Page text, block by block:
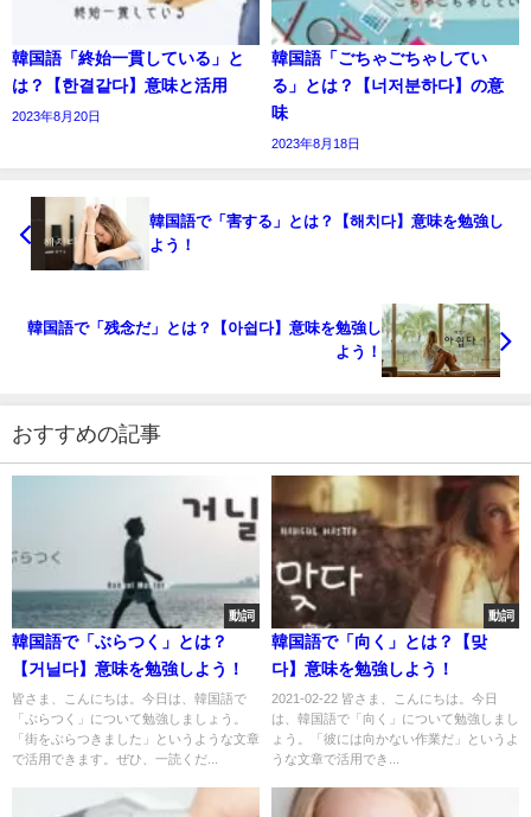
韓国語「終始一貫している」と
は？【한결같다】意味と活用
2023年8月20日
韓国語「ごちゃごちゃしてい
る」とは？【너저분하다】の意
味
2023年8月18日
韓国語で「害する」とは？【해치다】意味を勉強し
よう！
韓国語で「残念だ」とは？【아쉽다】意味を勉強し
よう！
おすすめの記事
動詞
韓国語で「ぶらつく」とは？
【거닐다】意味を勉強しよう！
皆さま、こんにちは。今日は、韓国語で
「ぶらつく」について勉強しましょう。
「街をぶらつきました」というような文章
で活用できます。ぜひ、一読くだ...
動詞
韓国語で「向く」とは？【맞
다】意味を勉強しよう！
2021-02-22 皆さま、こんにちは。今日
は、韓国語で「向く」について勉強しまし
ょう。「彼には向かない作業だ」というよ
うな文章で活用でき...